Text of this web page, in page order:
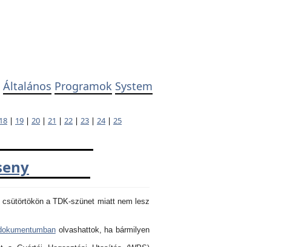
Általános Programok System
18 | 19 | 20 | 21 | 22 | 23 | 24| 25
a TDK-szünet miatt nem lesz
olvashattok, ha bármilyen